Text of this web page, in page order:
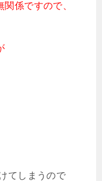
係ですので、
てしまうので